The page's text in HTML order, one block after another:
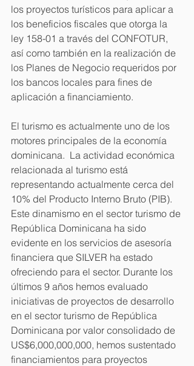
los proyectos turísticos para aplicar a
los beneficios fiscales que otorga la
ley 158-01 a través del CONFOTUR,
así como también en la realización de
los Planes de Negocio requeridos por
los bancos locales para fines de
aplicación a financiamiento.
El turismo es actualmente uno de los
motores principales de la economía
dominicana.  La actividad económica
relacionada al turismo está
representando actualmente cerca del
10% del Producto Interno Bruto (PIB).
Este dinamismo en el sector turismo de
República Dominicana ha sido
evidente en los servicios de asesoría
financiera que SILVER ha estado
ofreciendo para el sector. Durante los
últimos 9 años hemos evaluado
iniciativas de proyectos de desarrollo
en el sector turismo de República
Dominicana por valor consolidado de
US$6,000,000,000, hemos sustentado
financiamientos para proyectos